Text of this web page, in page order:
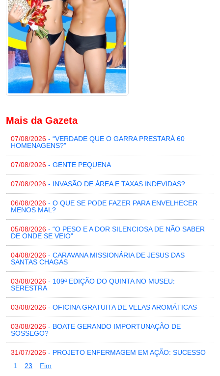
Mais da Gazeta
07/08/2026 - “VERDADE QUE O GARRA PRESTARÁ 60
HOMENAGENS?”
07/08/2026 - GENTE PEQUENA
07/08/2026 - INVASÃO DE ÁREA E TAXAS INDEVIDAS?
06/08/2026 - O QUE SE PODE FAZER PARA ENVELHECER
MENOS MAL?
05/08/2026 - “O PESO E A DOR SILENCIOSA DE NÃO SABER
DE ONDE SE VEIO”
04/08/2026 - CARAVANA MISSIONÁRIA DE JESUS DAS
SANTAS CHAGAS
03/08/2026 - 109ª EDIÇÃO DO QUINTA NO MUSEU:
SERESTRA
03/08/2026 - OFICINA GRATUITA DE VELAS AROMÁTICAS
03/08/2026 - BOATE GERANDO IMPORTUNAÇÃO DE
SOSSEGO?
31/07/2026 - PROJETO ENFERMAGEM EM AÇÃO: SUCESSO
1
23 Fim